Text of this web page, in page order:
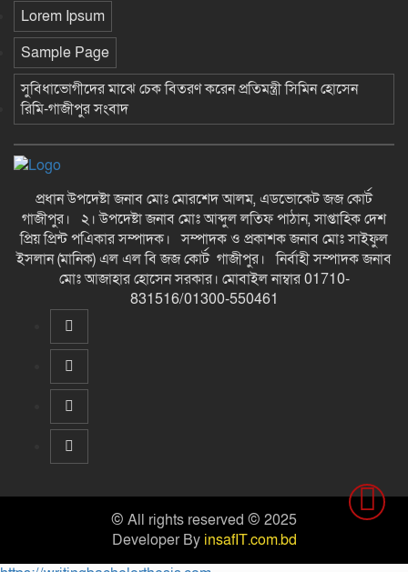
Lorem Ipsum
Sample Page
সুবিধাভোগীদের মাঝে চেক বিতরণ করেন প্রতিমন্ত্রী সিমিন হোসেন
রিমি-গাজীপুর সংবাদ
প্রধান উপদেষ্টা জনাব মোঃ মোরশেদ আলম, এডভোকেট জজ কোর্ট
গাজীপুর। ২। উপদেষ্টা জনাব মোঃ আব্দুল লতিফ পাঠান, সাপ্তাহিক দেশ
প্রিয় প্রিন্ট পএিকার সম্পাদক। সম্পাদক ও প্রকাশক জনাব মোঃ সাইফুল
ইসলান (মানিক) এল এল বি জজ কোর্ট গাজীপুর। নির্বাহী সম্পাদক জনাব
মোঃ আজাহার হোসেন সরকার। মোবাইল নাম্বার 01710-
831516/01300-550461
© All rights reserved © 2025
Developer By insafIT.com.bd